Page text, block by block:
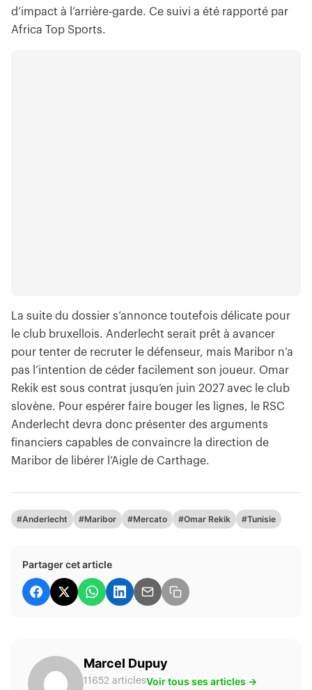
d’impact à l’arrière-garde. Ce suivi a été rapporté par
Africa Top Sports.
La suite du dossier s’annonce toutefois délicate pour
le club bruxellois. Anderlecht serait prêt à avancer
pour tenter de recruter le défenseur, mais Maribor n’a
pas l’intention de céder facilement son joueur. Omar
Rekik est sous contrat jusqu’en juin 2027 avec le club
slovène. Pour espérer faire bouger les lignes, le RSC
Anderlecht devra donc présenter des arguments
financiers capables de convaincre la direction de
Maribor de libérer l’Aigle de Carthage.
#Anderlecht #Maribor #Mercato #Omar Rekik #Tunisie
Partager cet article
Marcel Dupuy
11652 articlesVoir tous ses articles →